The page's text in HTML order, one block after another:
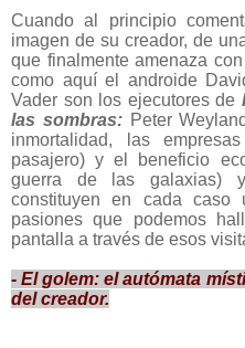
Cuando al principio
imagen de su creador, de
que finalmente amenaza
como aquí el androide
Vader son los ejecutores de
las sombras:Peter
inmortalidad, las
pasajero) y el beneficio
guerra de las galaxias)
constituyen en cada caso
pasiones que podemos
pantalla a través de esos
- El golem: el autómata
del creador.